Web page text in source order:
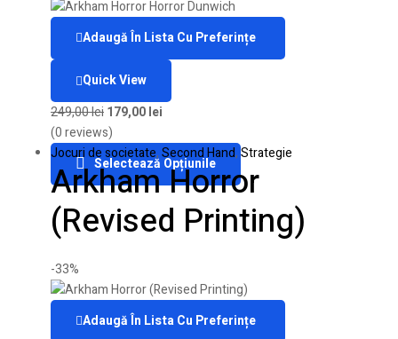
Adaugă În Lista Cu Preferințe
Quick View
249,00lei179,00lei
(0 reviews)
Selectează Opțiunile
Jocuri de societate,Second Hand,Strategie
Arkham Horror
(Revised Printing)
-33%
Adaugă În Lista Cu Preferințe